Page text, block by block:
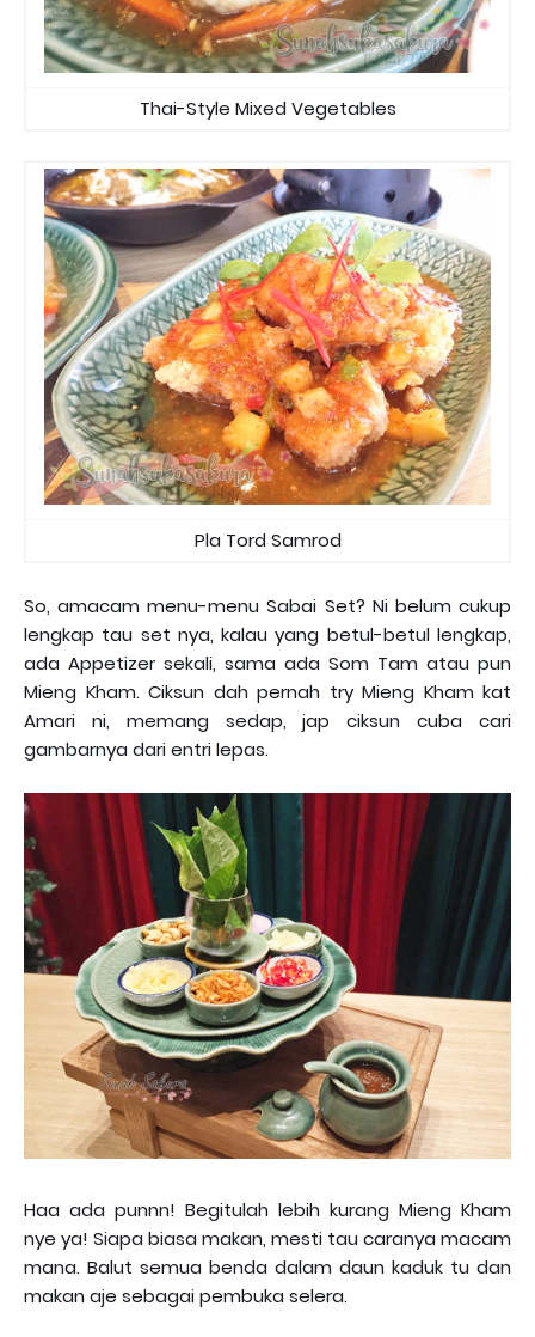
Thai-Style Mixed Vegetables
Pla Tord Samrod
So, amacam menu-menu Sabai Set? Ni belum cukup
lengkap tau set nya, kalau yang betul-betul lengkap,
ada Appetizer sekali, sama ada Som Tam atau pun
Mieng Kham. Ciksun dah pernah try Mieng Kham kat
Amari ni, memang sedap, jap ciksun cuba cari
gambarnya dari entri lepas.
Haa ada punnn! Begitulah lebih kurang Mieng Kham
nye ya! Siapa biasa makan, mesti tau caranya macam
mana. Balut semua benda dalam daun kaduk tu dan
makan aje sebagai pembuka selera.